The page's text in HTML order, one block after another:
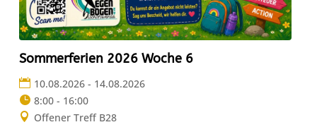
Sommerferien 2026 Woche 6
10.08.2026 - 14.08.2026
8:00 - 16:00
Offener Treff B28